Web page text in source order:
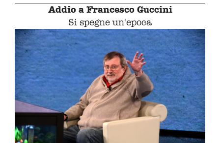
Addio a Francesco Guccini
Si spegne un'epoca